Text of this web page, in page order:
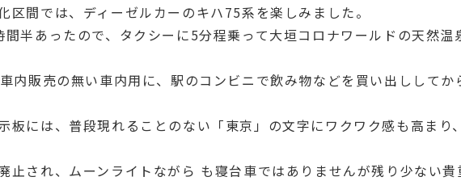
区間では、ディーゼルカーのキハ75系を楽しみました。
半あったので、タクシーに5分程乗って大垣コロナワールドの天然
内販売の無い車内用に、駅のコンビニで飲み物などを買い出しして
板には、普段現れることのない「東京」の文字にワクワク感も高ま
止され、ムーンライトながら も寝台車ではありませんが残り少ない貴